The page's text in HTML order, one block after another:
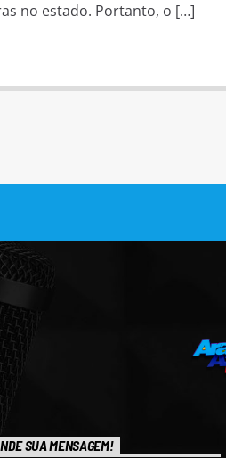
no estado. Portanto, o […]
SUA MENSAGEM!